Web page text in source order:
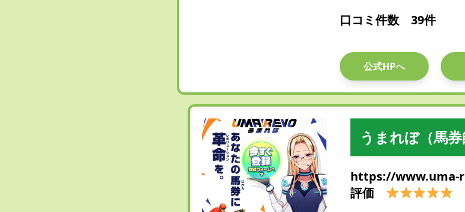
口コミ件数 39件
公式HPへ
うまれぼ（馬
https://www.uma-
評価